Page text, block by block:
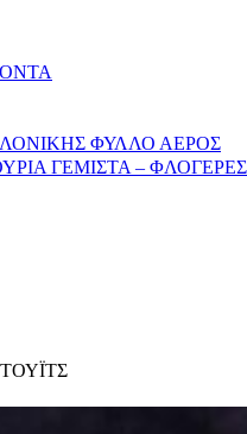
ΦΥΛΛΟ ΑΕΡΟΣ
ΓΕΜΙΣΤΑ – ΦΛΟΓΕΡΕΣ